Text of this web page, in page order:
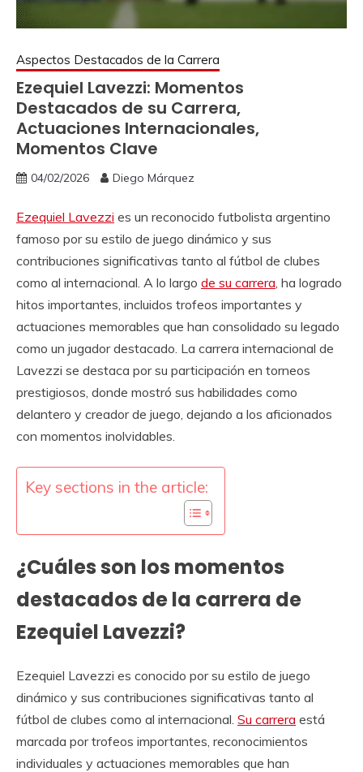
Aspectos Destacados de la Carrera
Ezequiel Lavezzi: Momentos
Destacados de su Carrera,
Actuaciones Internacionales,
Momentos Clave
04/02/2026 Diego Márquez
Ezequiel Lavezzi es un reconocido futbolista argentino
famoso por su estilo de juego dinámico y sus
contribuciones significativas tanto al fútbol de clubes
como al internacional. A lo largo de su carrera, ha logrado
hitos importantes, incluidos trofeos importantes y
actuaciones memorables que han consolidado su legado
como un jugador destacado. La carrera internacional de
Lavezzi se destaca por su participación en torneos
prestigiosos, donde mostró sus habilidades como
delantero y creador de juego, dejando a los aficionados
con momentos inolvidables.
Key sections in the article:
¿Cuáles son los momentos
destacados de la carrera de
Ezequiel Lavezzi?
Ezequiel Lavezzi es conocido por su estilo de juego
dinámico y sus contribuciones significativas tanto al
fútbol de clubes como al internacional. Su carrera está
marcada por trofeos importantes, reconocimientos
individuales y actuaciones memorables que han